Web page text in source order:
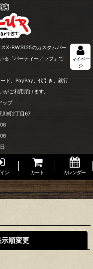
X･BW'S125のカスタムパー
る「パーティーアップ」で
ド、PayPay、代引き、銀行
がご利用頂けます。
ップ
町2丁目67
マイペー
ジ
ン カート カレンダー
示順変更